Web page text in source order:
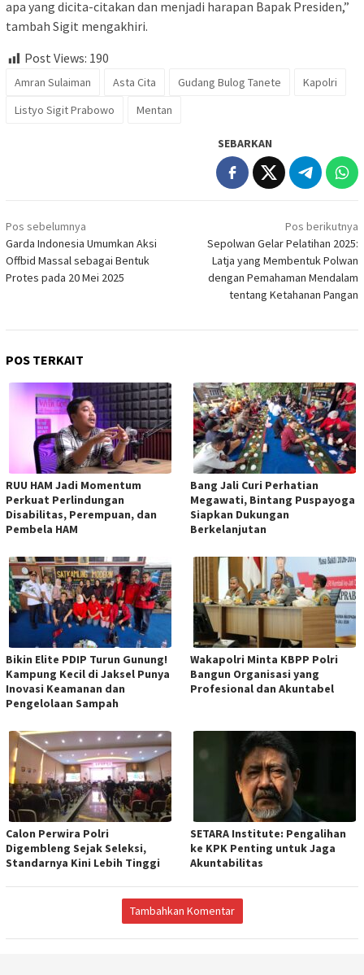
apa yang dicita-citakan dan menjadi harapan Bapak Presiden,”
tambah Sigit mengakhiri.
Post Views: 190
Amran Sulaiman Asta Cita Gudang Bulog Tanete
Kapolri
Listyo Sigit Prabowo
Mentan
SEBARKAN
Navigasi
pos
Pos sebelumnya
Garda Indonesia Umumkan Aksi
Offbid Massal sebagai Bentuk
Protes pada 20 Mei 2025
Pos berikutnya
Sepolwan Gelar Pelatihan 2025:
Latja yang Membentuk Polwan
dengan Pemahaman Mendalam
tentang Ketahanan Pangan
POS TERKAIT
RUU HAM Jadi Momentum
Perkuat Perlindungan
Disabilitas, Perempuan, dan
Pembela HAM
Bang Jali Curi Perhatian
Megawati, Bintang Puspayoga
Siapkan Dukungan
Berkelanjutan
Bikin Elite PDIP Turun Gunung!
Kampung Kecil di Jaksel Punya
Inovasi Keamanan dan
Pengelolaan Sampah
Wakapolri Minta KBPP Polri
Bangun Organisasi yang
Profesional dan Akuntabel
Calon Perwira Polri
Digembleng Sejak Seleksi,
Standarnya Kini Lebih Tinggi
SETARA Institute: Pengalihan
ke KPK Penting untuk Jaga
Akuntabilitas
Tambahkan Komentar